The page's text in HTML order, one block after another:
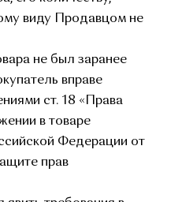
виду Продавцом не
не был заранее
вправе
ст. 18 «Права
в товаре
Федерации от
прав